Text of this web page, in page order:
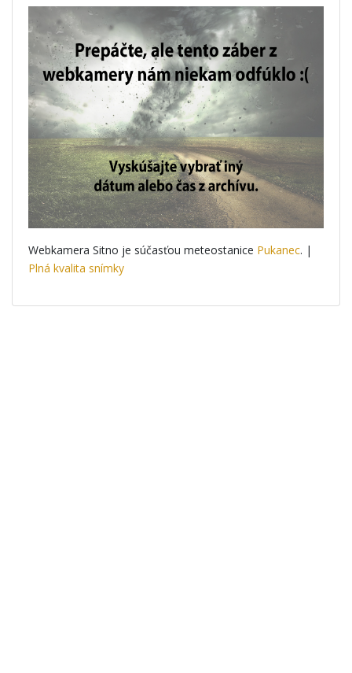
Webkamera Sitno je súčasťou meteostanice Pukanec. |
Plná kvalita snímky